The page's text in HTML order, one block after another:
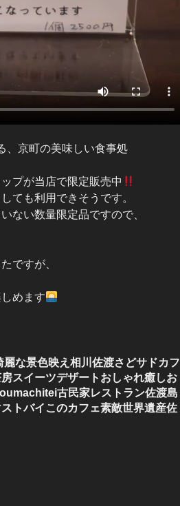
、京町の美味しい食事処
プが当店で限定販売中
ても利用できそうです。
ない数量限定品ですので、
ですが、
めます
な景色映え相川佐渡さどサドカフ
スイーツデザートおしゃれ癒しお
古民家レストラン佐渡島
トバイこのカフェ素敵世界遺産佐